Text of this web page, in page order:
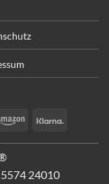
Amazon
24010